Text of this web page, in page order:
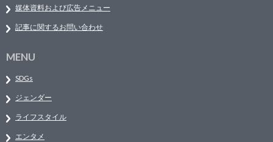
媒体資料および広告メニュー
記事に関するお問い合わせ
MENU
SDGs
ジェンダー
ライフスタイル
エンタメ